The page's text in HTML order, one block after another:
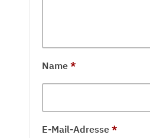
Name *
E-Mail-Adresse *